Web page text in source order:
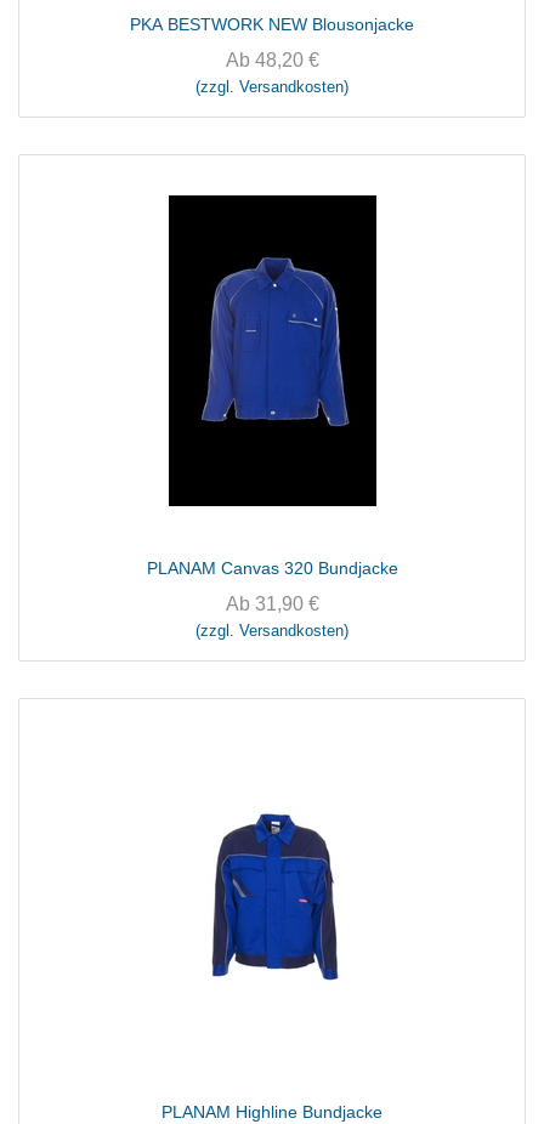
PKA BESTWORK NEW Blousonjacke
Ab 48,20€
(zzgl. Versandkosten)
PLANAM Canvas 320 Bundjacke
Ab 31,90€
(zzgl. Versandkosten)
PLANAM Highline Bundjacke